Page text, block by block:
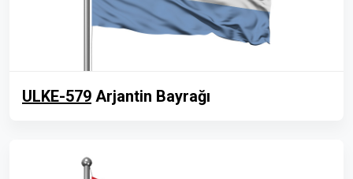
ULKE-579 Arjantin Bayrağı